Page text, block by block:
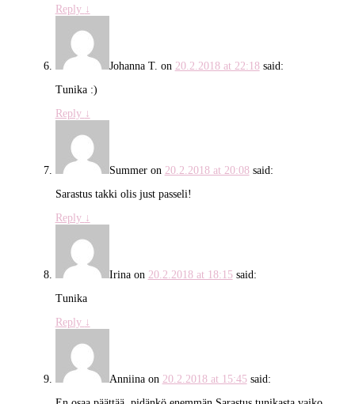
Reply ↓
Johanna T. on 20.2.2018 at 22:18 said:
Tunika :)
Reply ↓
Summeron 20.2.2018 at 20:08 said:
Sarastus takki olis just passeli!
Reply ↓
Irinaon 20.2.2018 at 18:15 said:
Tunika
Reply ↓
Anniinaon 20.2.2018 at 15:45 said: